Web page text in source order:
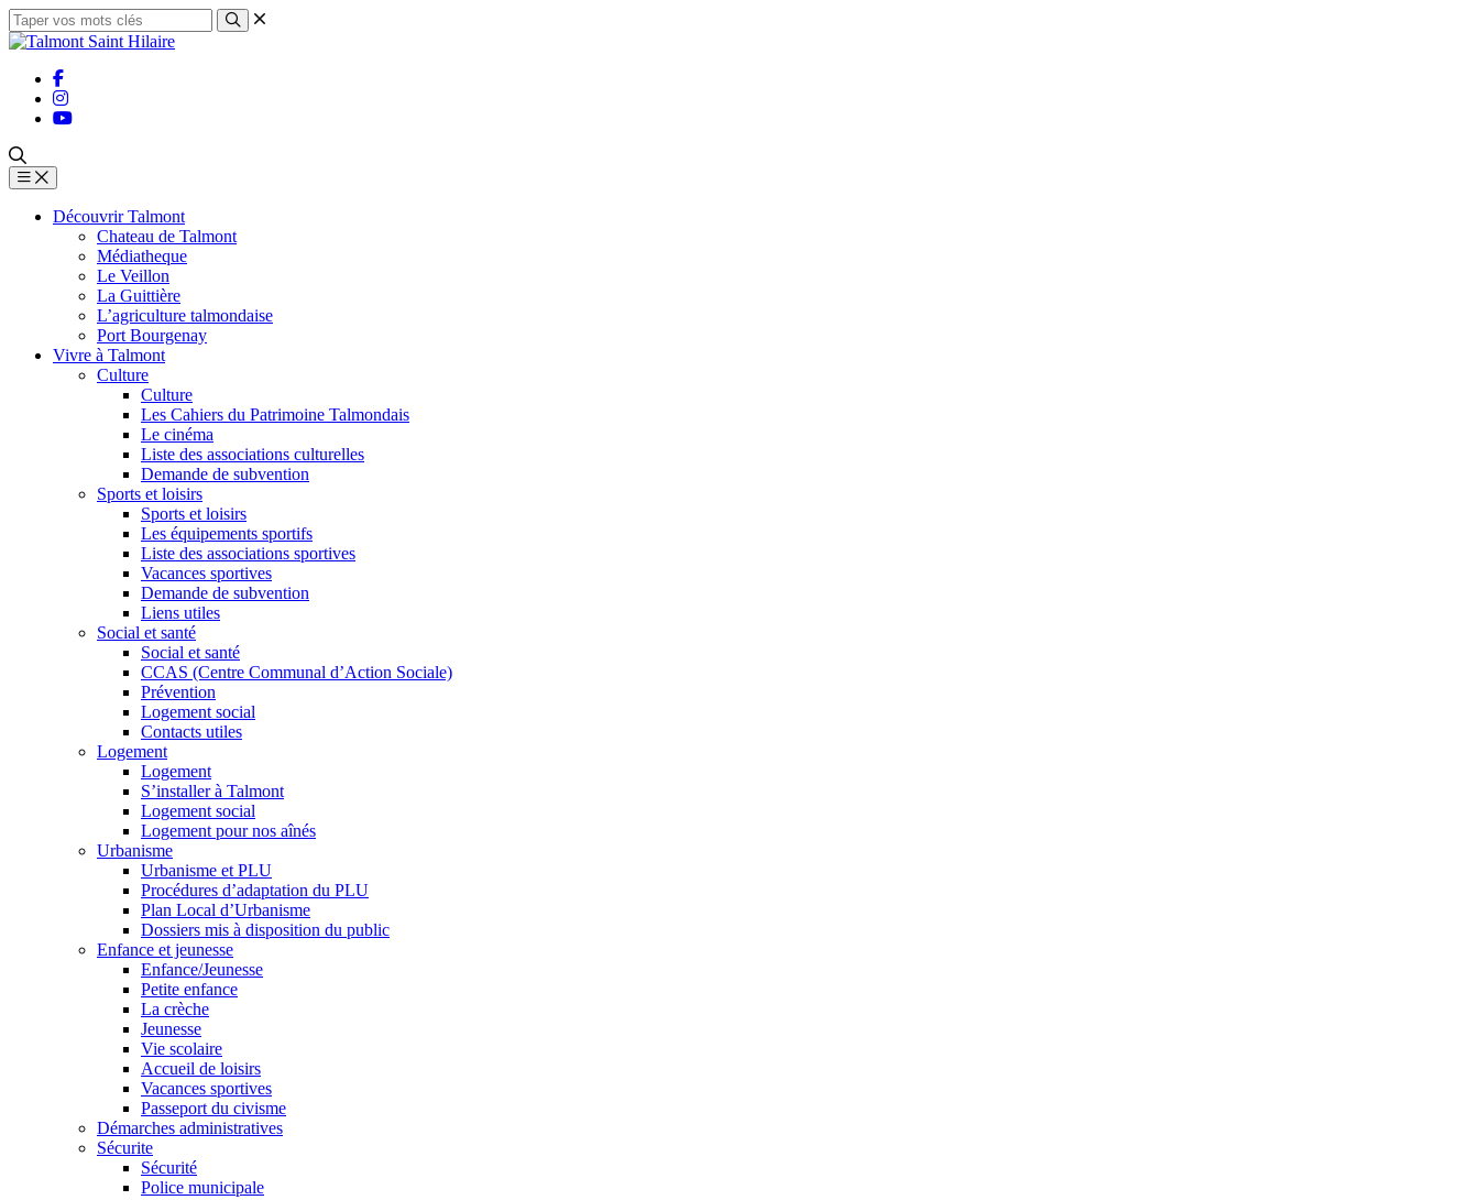
Découvrir Talmont
Chateau de Talmont
Médiatheque
Le Veillon
La Guittière
L’agriculture talmondaise
Port Bourgenay
Vivre à Talmont
Culture
Culture
Les Cahiers du Patrimoine Talmondais
Le cinéma
Liste des associations culturelles
Demande de subvention
Sports et loisirs
Sports et loisirs
Les équipements sportifs
Liste des associations sportives
Vacances sportives
Demande de subvention
Liens utiles
Social et santé
Social et santé
CCAS (Centre Communal d’Action Sociale)
Prévention
Logement social
Contacts utiles
Logement
Logement
S’installer à Talmont
Logement social
Logement pour nos aînés
Urbanisme
Urbanisme et PLU
Procédures d’adaptation du PLU
Plan Local d’Urbanisme
Dossiers mis à disposition du public
Enfance et jeunesse
Enfance/Jeunesse
Petite enfance
La crèche
Jeunesse
Vie scolaire
Accueil de loisirs
Vacances sportives
Passeport du civisme
Démarches administratives
Sécurite
Sécurité
Police municipale